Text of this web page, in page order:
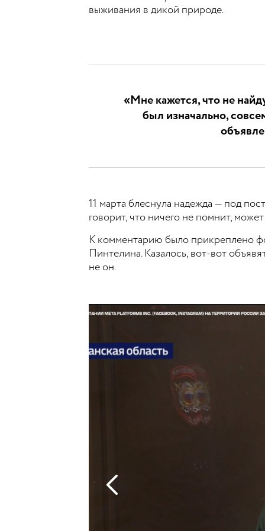
выживания в дикой природе.
«Мне кажется, что не
был изначально,
11 марта блеснула надежда — под
говорит, что ничего не помнит,
К комментарию было прикреплено
Пинтелина. Казалось, вот-вот
не он.